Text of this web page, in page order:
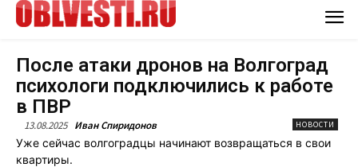
После атаки дронов на Волгоград
психологи подключились к работе
в ПВР
13.08.2025 Иван Спиридонов НОВОСТИ
Уже сейчас волгоградцы начинают возвращаться в свои
квартиры.